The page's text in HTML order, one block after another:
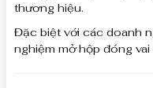
thương hiệu.
Đặc biệt với các doanh
nghiệm mở hộp đóng